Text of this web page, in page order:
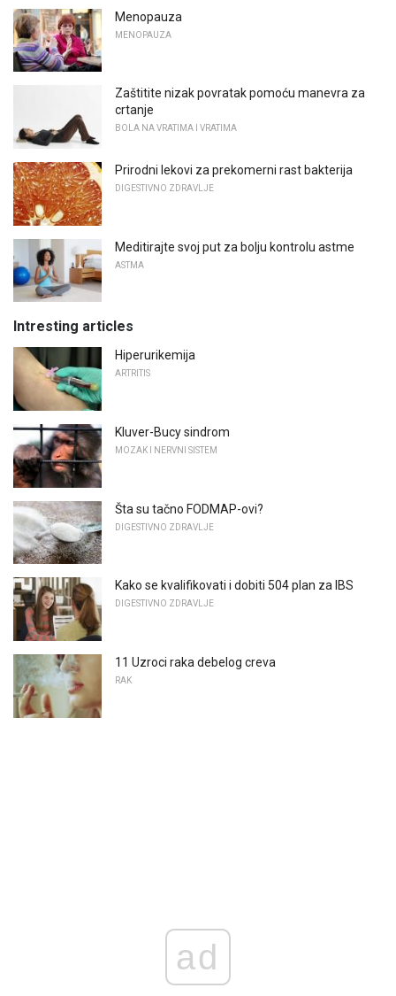
Menopauza
MENOPAUZA
Zaštitite nizak povratak pomoću manevra za
crtanje
BOLA NA VRATIMA I VRATIMA
Prirodni lekovi za prekomerni rast bakterija
DIGESTIVNO ZDRAVLJE
Meditirajte svoj put za bolju kontrolu astme
ASTMA
Intresting articles
Hiperurikemija
ARTRITIS
Kluver-Bucy sindrom
MOZAK I NERVNI SISTEM
Šta su tačno FODMAP-ovi?
DIGESTIVNO ZDRAVLJE
Kako se kvalifikovati i dobiti 504 plan za IBS
DIGESTIVNO ZDRAVLJE
11 Uzroci raka debelog creva
RAK
ad